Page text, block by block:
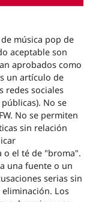
música pop de
aceptable son
aprobados como
un artículo de
redes sociales
No se
No se permiten
sin relación
el té de "broma".
una fuente o un
serias sin
Los